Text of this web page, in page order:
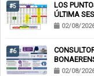
#5
LOS
ÚLTIMA
02/08/
#6
KICILLOF-
02/08/